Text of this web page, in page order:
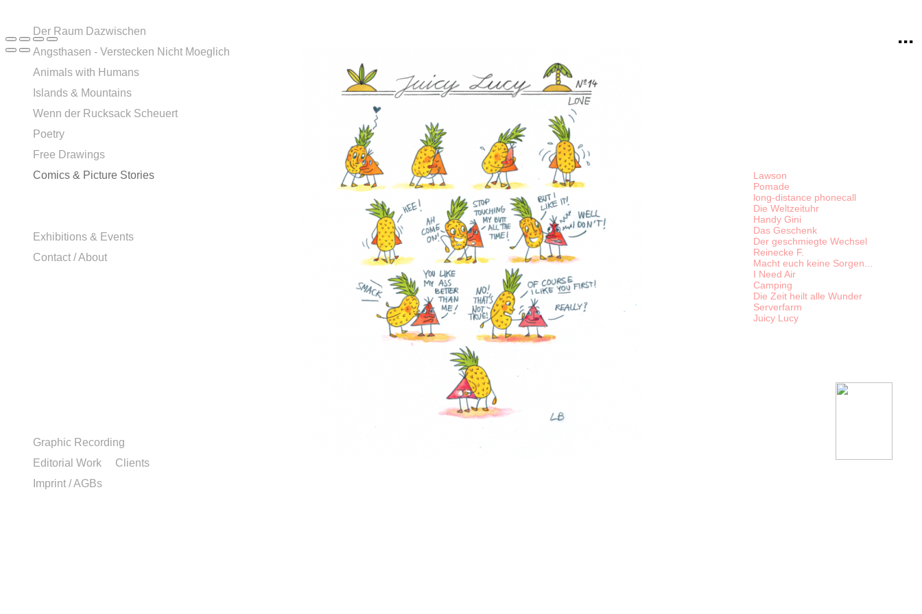
...
Exhibitions & Events
Der Raum Dazwischen
Animals with Humans
Angsthasen - Verstecken Nicht Moeglich
Islands & Mountains
Wenn der Rucksack Scheuert
Poetry
Comics & Picture Stories
Lawson
Pomade
long-distance phonecall
Die Weltzeituhr
Handy Gini
Das Geschenk
Der geschmiegte Wechsel
Reinecke F.
Macht euch keine Sorgen...
I Need Air
Camping
Die Zeit heilt alle Wunder
Serverfarm
Juicy Lucy
Free Drawings
Contact / About
Imprint / AGBs
Clients
Editorial Work
Graphic Recording